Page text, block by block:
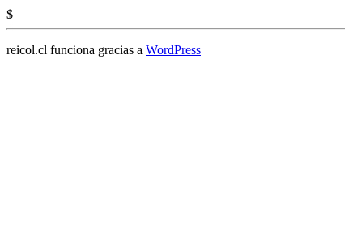
$
reicol.cl funciona gracias a WordPress